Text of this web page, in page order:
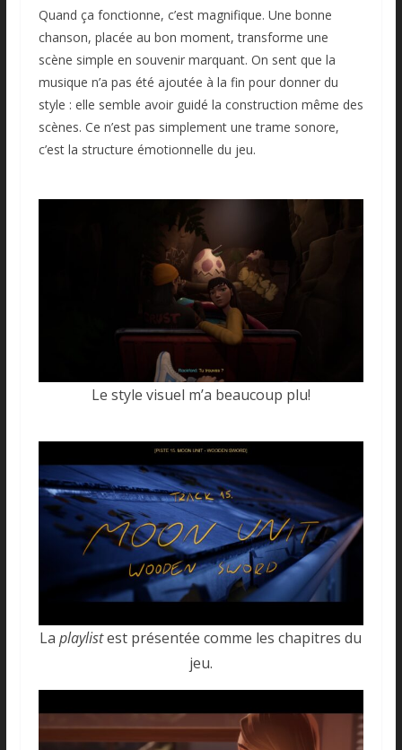
Quand ça fonctionne, c’est magnifique. Une bonne
chanson, placée au bon moment, transforme une
scène simple en souvenir marquant. On sent que la
musique n’a pas été ajoutée à la fin pour donner du
style : elle semble avoir guidé la construction même des
scènes. Ce n’est pas simplement une trame sonore,
c’est la structure émotionnelle du jeu.
Le style visuel m’a beaucoup plu!
Laplaylistest présentée comme les chapitres du
jeu.